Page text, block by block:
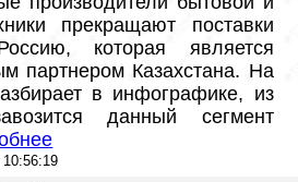
прекращают поставки
которая является
партнером Казахстана. На
в инфографике, из
данный сегмент